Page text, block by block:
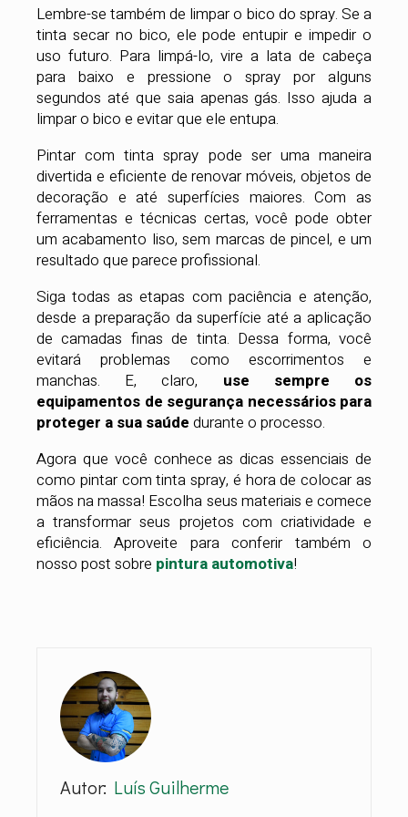
Lembre-se também de limpar o bico do spray. Se a
tinta secar no bico, ele pode entupir e impedir o
uso futuro. Para limpá-lo, vire a lata de cabeça
para baixo e pressione o spray por alguns
segundos até que saia apenas gás. Isso ajuda a
limpar o bico e evitar que ele entupa.
Pintar com tinta spray pode ser uma maneira
divertida e eficiente de renovar móveis, objetos de
decoração e até superfícies maiores. Com as
ferramentas e técnicas certas, você pode obter
um acabamento liso, sem marcas de pincel, e um
resultado que parece profissional.
Siga todas as etapas com paciência e atenção,
desde a preparação da superfície até a aplicação
de camadas finas de tinta. Dessa forma, você
evitará problemas como escorrimentos e
manchas. E, claro, use sempre os
equipamentos de segurança necessários para
proteger a sua saúde durante o processo.
Agora que você conhece as dicas essenciais de
como pintar com tinta spray, é hora de colocar as
mãos na massa! Escolha seus materiais e comece
a transformar seus projetos com criatividade e
eficiência. Aproveite para conferir também o
nosso post sobre pintura automotiva!
Autor: Luís Guilherme